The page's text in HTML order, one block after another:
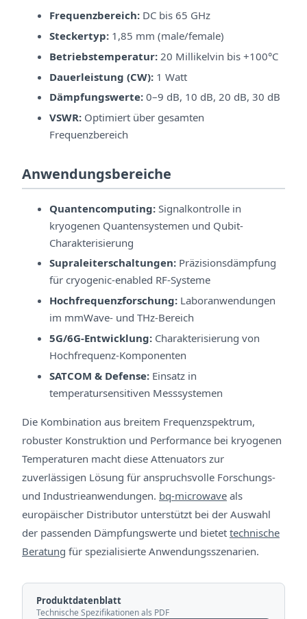
Frequenzbereich: DC bis 65 GHz
Steckertyp: 1,85 mm (male/female)
Betriebstemperatur: 20 Millikelvin bis +100°C
Dauerleistung (CW): 1 Watt
Dämpfungswerte: 0–9 dB, 10 dB, 20 dB, 30 dB
VSWR: Optimiert über gesamten
Frequenzbereich
Anwendungsbereiche
Quantencomputing: Signalkontrolle in
kryogenen Quantensystemen und Qubit-
Charakterisierung
Supraleiterschaltungen: Präzisionsdämpfung
für cryogenic-enabled RF-Systeme
Hochfrequenzforschung: Laboranwendungen
im mmWave- und THz-Bereich
5G/6G-Entwicklung: Charakterisierung von
Hochfrequenz-Komponenten
SATCOM & Defense: Einsatz in
temperatursensitiven Messsystemen
Die Kombination aus breitem Frequenzspektrum,
robuster Konstruktion und Performance bei kryogenen
Temperaturen macht diese Attenuators zur
zuverlässigen Lösung für anspruchsvolle Forschungs-
und Industrieanwendungen. bq-microwave als
europäischer Distributor unterstützt bei der Auswahl
der passenden Dämpfungswerte und bietet technische
Beratung für spezialisierte Anwendungsszenarien.
Produktdatenblatt
Technische Spezifikationen als PDF